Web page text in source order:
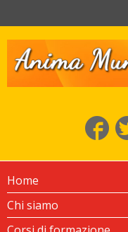
Home
Chi siamo